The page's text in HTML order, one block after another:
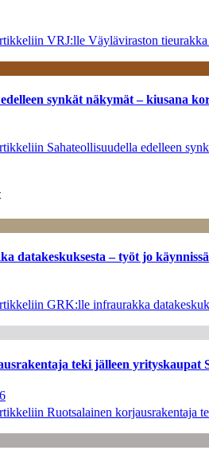
VRJ:lle Väyläviraston
synkät näkymät – kiusana
Sahateollisuudella edelleen
datakeskuksesta – työt jo käynnissä
GRK:lle infraurakka
teki jälleen yrityskaupat
Ruotsalainen korjausrakentaja